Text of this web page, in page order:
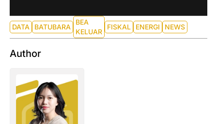
DATA BATUBARA
BEA
KELUAR
FISKAL ENERGI NEWS
Author